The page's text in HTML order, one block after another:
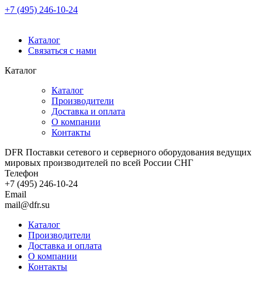
+7 (495) 246-10-24
Каталог
Связаться с нами
Каталог
Каталог
Производители
Доставка и оплата
О компании
Контакты
DFR Поставки сетевого и серверного оборудования ведущих
мировых производителей по всей России СНГ
Телефон
+7 (495) 246-10-24
Email
mail@dfr.su
Каталог
Производители
Доставка и оплата
О компании
Контакты